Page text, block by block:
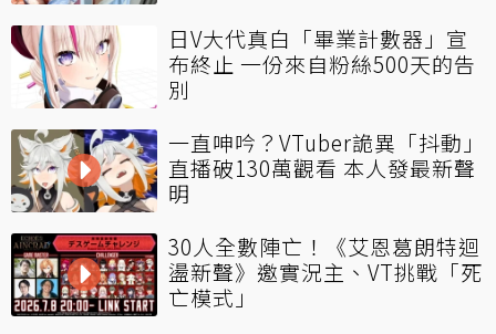
日V大代真白「畢業計數器」宣
布終止 一份來自粉絲500天的告
別
一直呻吟？VTuber詭異「抖動」
直播破130萬觀看 本人發最新聲
明
30人全數陣亡！《艾恩葛朗特迴
盪新聲》邀實況主、VT挑戰「死
亡模式」